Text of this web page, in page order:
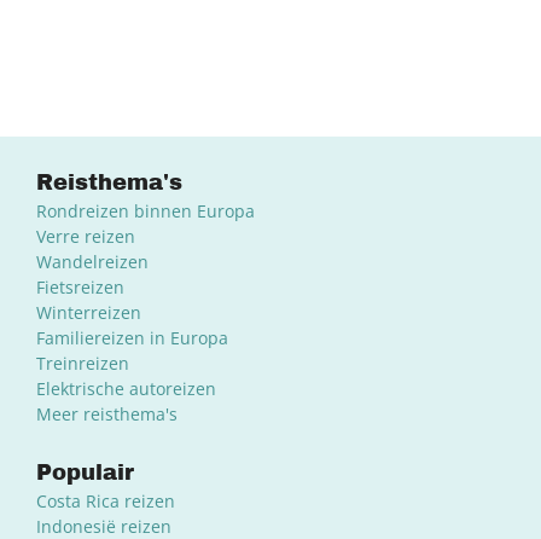
Reisthema's
Rondreizen binnen Europa
Verre reizen
Wandelreizen
Fietsreizen
Winterreizen
Familiereizen in Europa
Treinreizen
Elektrische autoreizen
Meer reisthema's
Populair
Costa Rica reizen
Indonesië reizen